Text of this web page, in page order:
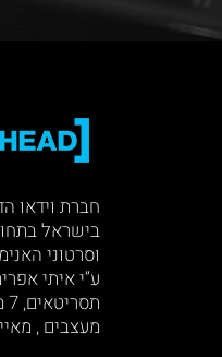
חברת וידאו
בישראל
מעצבים ,